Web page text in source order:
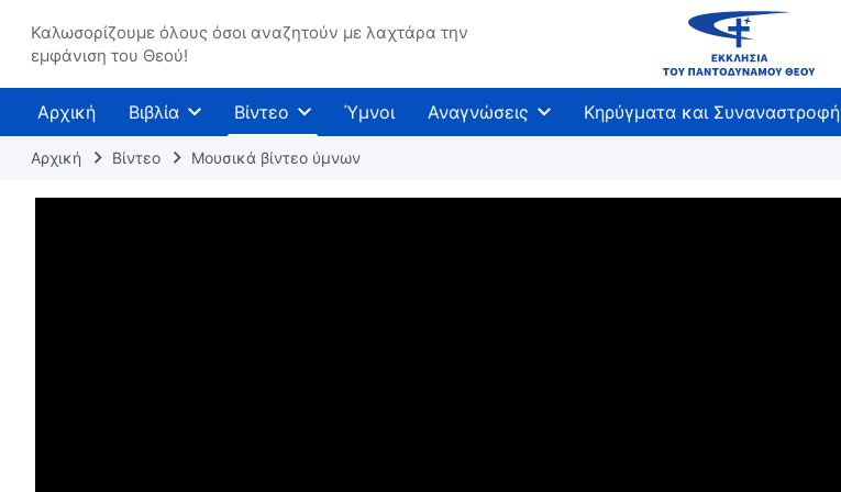
Καλωσορίζουμε όλους όσοι αναζητούν με λαχτάρα την
εμφάνιση του Θεού!
Αρχική Βιβλία Βίντεο Ύμνοι Αναγνώσεις Κηρύγματα και Συναναστροφή
Αρχική Βίντεο Μουσικά βίντεο ύμνων